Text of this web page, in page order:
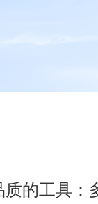
的工具：